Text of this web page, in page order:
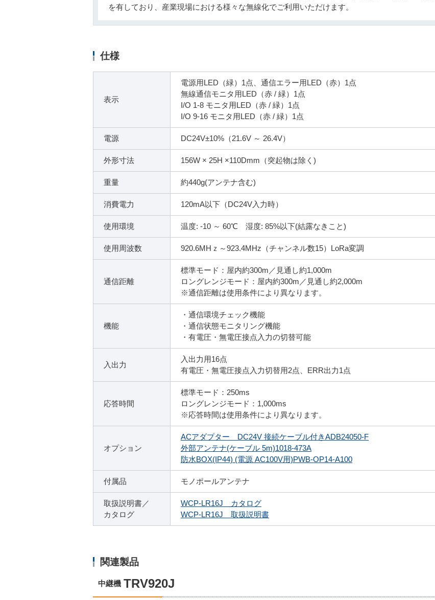
を有しており、産業現場における様々な無線化でご利用いただけます。
仕様
表示
電源用LED（緑）1点、通信エラー用LED（赤）1点
無線通信モニタ用LED（赤 / 緑）1点
I/O 1-8 モニタ用LED（赤 / 緑）1点
I/O 9-16 モニタ用LED（赤 / 緑）1点
電源 DC24V±10%（21.6V ～ 26.4V）
外形寸法 156W × 25H ×110Dmm（突起物は除く)
重量 約440g(アンテナ含む)
消費電力 120mA以下（DC24V入力時）
使用環境 温度: -10 ～ 60℃ 湿度: 85%以下(結露なきこと)
使用周波数 920.6MHｚ～923.4MHz（チャンネル数15）LoRa変調
通信距離
標準モード：屋内約300m／見通し約1,000m
ロングレンジモード：屋内約300m／見通し約2,000m
※通信距離は使用条件により異なります。
機能
・通信環境チェック機能
・通信状態モニタリング機能
・有電圧・無電圧接点入力の切替可能
入出力
入出力用16点
有電圧・無電圧接点入力切替用2点、ERR出力1点
応答時間
標準モード：250ms
ロングレンジモード：1,000ms
※応答時間は使用条件により異なります。
オプション
ACアダプター DC24V 接続ケーブル付きADB24050-F
外部アンテナ(ケーブル 5m)1018-473A
防水BOX(IP44) (電源 AC100V用)PWB-OP14-A100
付属品 モノポールアンテナ
取扱説明書／
カタログ
WCP-LR16J カタログ
WCP-LR16J 取扱説明書
関連製品
中継機 TRV920J